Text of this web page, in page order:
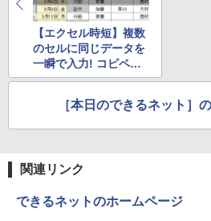
【エクセル時短】複数
のセルに同じデータを
一瞬で入力! コピペよ
り速いショートカット
［本日のできるネット］
関連リンク
できるネットのホームページ